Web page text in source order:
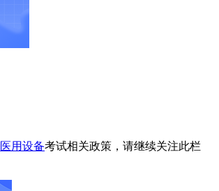
医用设备考试相关政策，请继续关注此栏